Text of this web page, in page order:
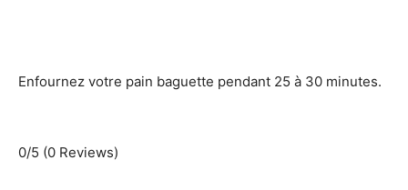
Enfournez votre pain baguette pendant 25 à 30 minutes.
0/5 (0 Reviews)